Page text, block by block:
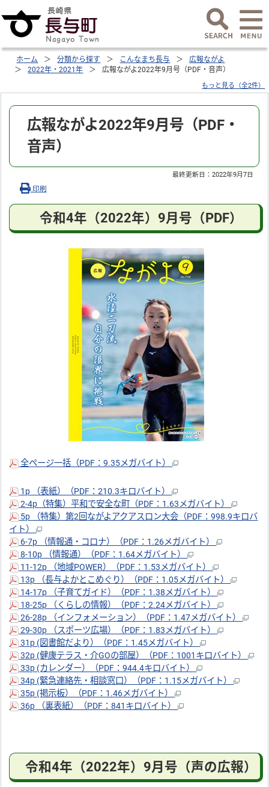
ホーム 分類から探す こんなまち長与
広報ながよ
2022年・2021年
広報ながよ2022年9月号（PDF・音声）
もっと見る（全2件）
広報ながよ2022年9月号（PDF・
音声）
最終更新日：2022年9月7日
印刷
令和4年（2022年）9月号（PDF）
全ページ一括（PDF：9.35メガバイト）
1p （表紙）（PDF：210.3キロバイト）
2-4p（特集）平和で安全な町（PDF：1.63メガバイト）
5p （特集）第2回ながよアクアスロン大会（PDF：998.9キロバ
イト）
6-7p （情報通・コロナ）（PDF：1.26メガバイト）
8-10p （情報通）（PDF：1.64メガバイト）
11-12p （地域POWER）（PDF：1.53メガバイト）
13p （長与よかとこめぐり）（PDF：1.05メガバイト）
14-17p （子育てガイド）（PDF：1.38メガバイト）
18-25p （くらしの情報）（PDF：2.24メガバイト）
26-28p （インフォメーション）（PDF：1.47メガバイト）
29-30p （スポーツ広場）（PDF：1.83メガバイト）
31p (図書館だより）（PDF：1.45メガバイト）
32p (健康テラス・介GOの部屋）（PDF：1001キロバイト）
33p (カレンダー）（PDF：944.4キロバイト）
34p (緊急連絡先・相談窓口）（PDF：1.15メガバイト）
35p (掲示板）（PDF：1.46メガバイト）
36p （裏表紙）（PDF：841キロバイト）
令和4年（2022年）9月号（声の広報）